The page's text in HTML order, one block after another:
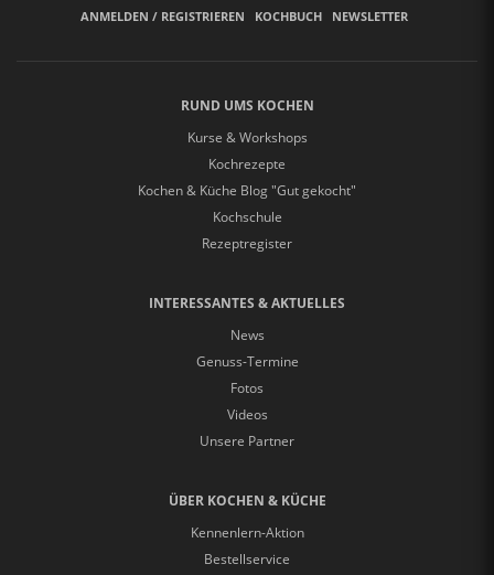
ANMELDEN / REGISTRIEREN KOCHBUCH NEWSLETTER
RUND UMS KOCHEN
Kurse & Workshops
Kochrezepte
Kochen & Küche Blog "Gut gekocht"
Kochschule
Rezeptregister
INTERESSANTES & AKTUELLES
News
Genuss-Termine
Fotos
Videos
Unsere Partner
ÜBER KOCHEN & KÜCHE
Kennenlern-Aktion
Bestellservice